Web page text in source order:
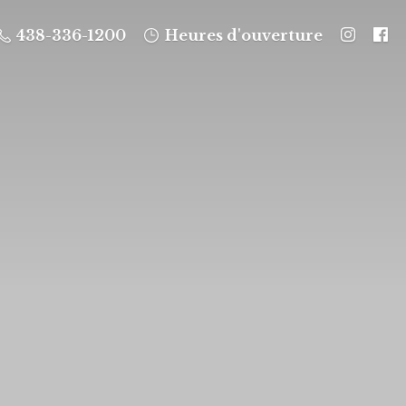
438-336-1200 Heures d'ouverture